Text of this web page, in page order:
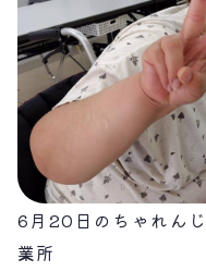
6月20日のちゃれん
業所